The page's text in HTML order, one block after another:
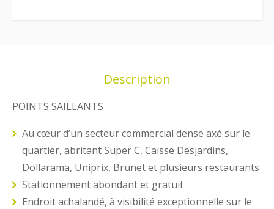
Description
POINTS SAILLANTS
Au cœur d’un secteur commercial dense axé sur le
quartier, abritant Super C, Caisse Desjardins,
Dollarama, Uniprix, Brunet et plusieurs restaurants
Stationnement abondant et gratuit
Endroit achalandé, à visibilité exceptionnelle sur le